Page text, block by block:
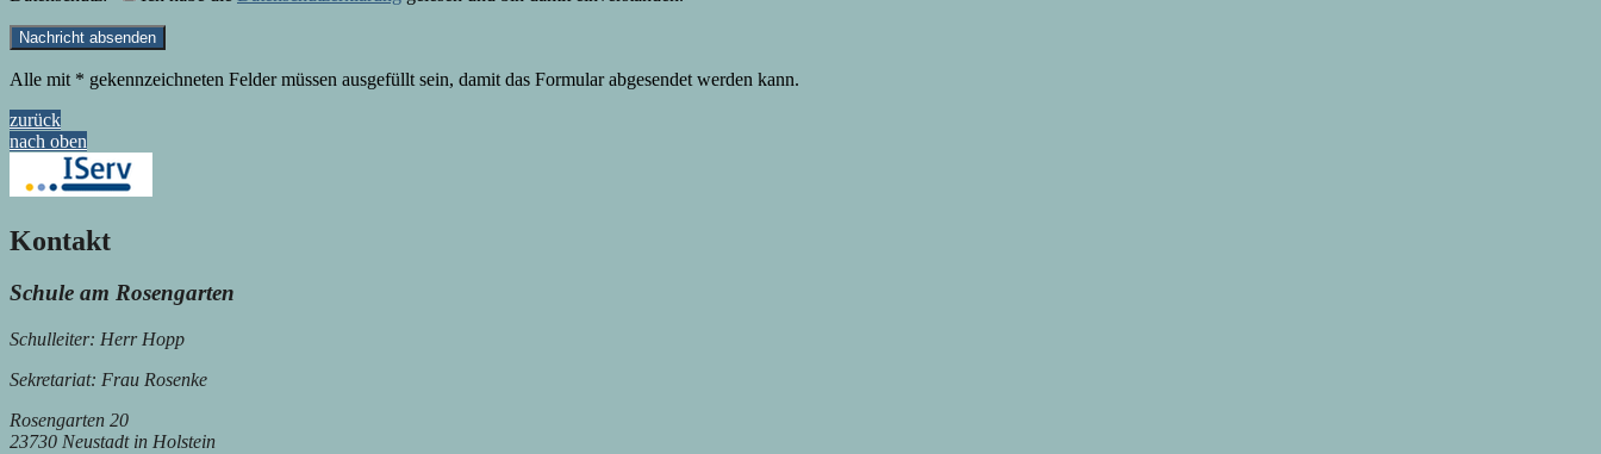
Alle mit * gekennzeichneten Felder müssen ausgefüllt sein, damit das Formular abgesendet werden kann.
zurück
nach oben
Kontakt
Schule am Rosengarten
Schulleiter: Herr Hopp
Sekretariat: Frau Rosenke
Rosengarten 20
23730 Neustadt in Holstein